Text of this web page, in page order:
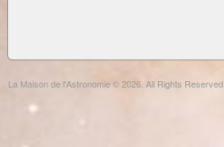
La Maison de l'Astronomie © 2026. All Rights Reserved.